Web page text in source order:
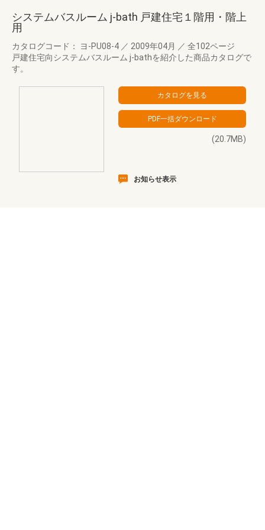
システムバスルーム j-bath 戸建住宅１階用・階上
用
カタログコード： ヨ-PU08-4 ／ 2009年04月 ／ 全102ページ
戸建住宅向システムバスルーム j-bathを紹介した商品カタログで
す。
(20.7MB)
お知らせ表示